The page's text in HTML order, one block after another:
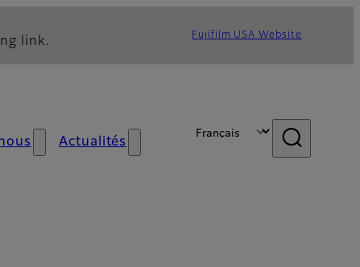
link. Fujifilm USA Website
Actualités